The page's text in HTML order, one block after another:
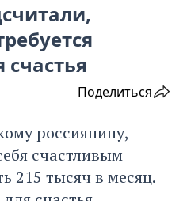
счастья
Поделиться
россиянину,
счастливым
215 тысяч в месяц.